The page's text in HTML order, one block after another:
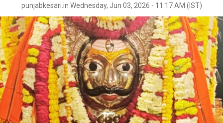
punjabkesari.in Wednesday, Jun 03, 2026 - 11:17 AM (IST)